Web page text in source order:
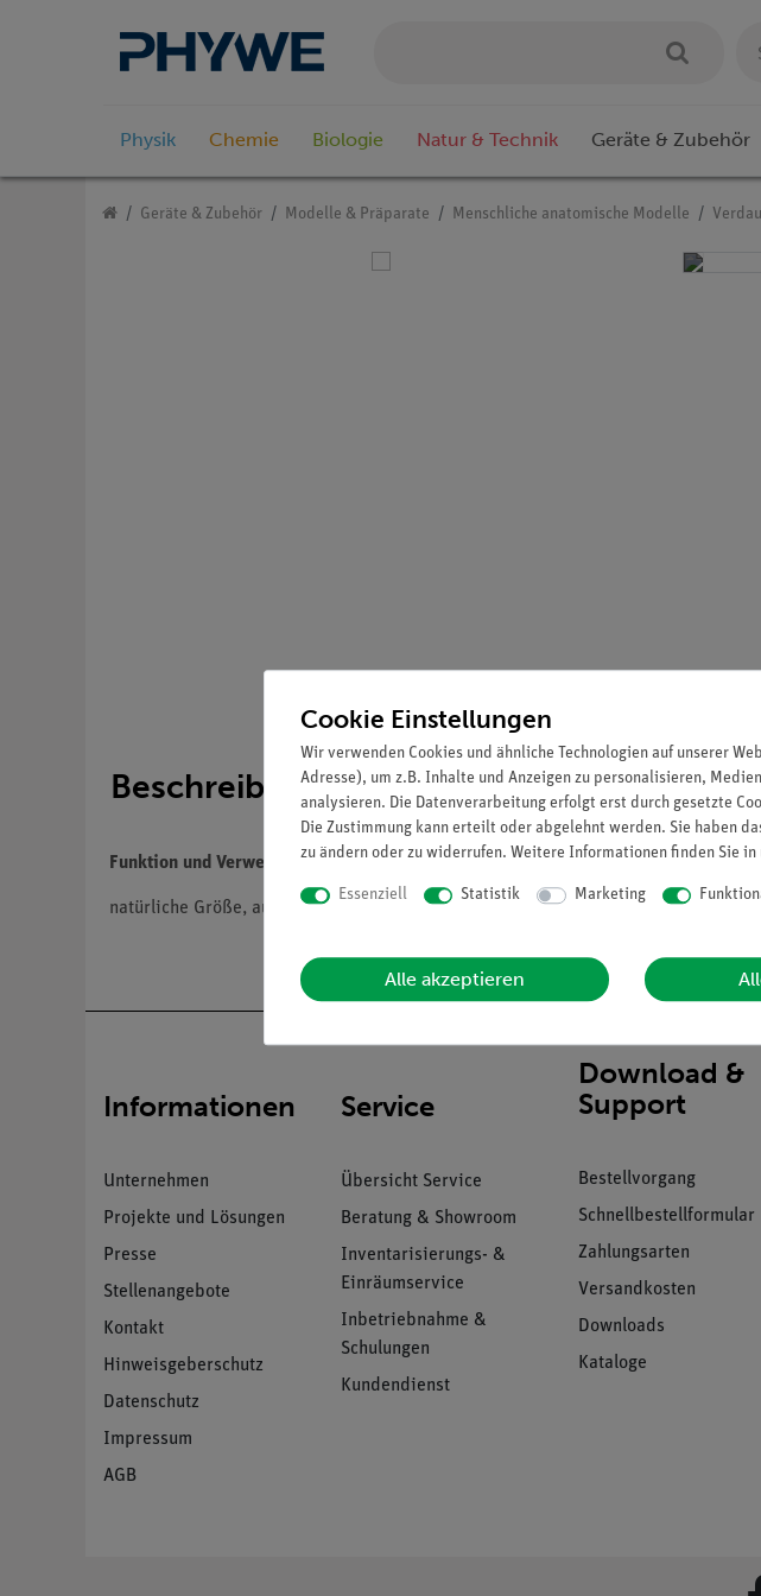
Physik Chemie Biologie Natur & Technik Geräte & Zubehör
Geräte & Zubehör Modelle & Präparate Menschliche anatomische Modelle
Beschreibung
Funktion und Verwendung
natürliche Größe, aus SOMSO-Plast®. Unzerlegbar. Auf grüner Grundplatte.
Informationen
Unternehmen
Projekte und Lösungen
Presse
Stellenangebote
Kontakt
Hinweisgeberschutz
Datenschutz
Impressum
AGB
Service
Übersicht Service
Beratung & Showroom
Inventarisierungs- &
Einräumservice
Inbetriebnahme &
Schulungen
Kundendienst
Download &
Support
Bestellvorgang
Schnellbestellformular
Zahlungsarten
Versandkosten
Downloads
Kataloge
Cookie Einstellungen
Wir verwenden Cookies und ähnliche Technologien auf unserer
Adresse), um z.B. Inhalte und Anzeigen zu personalisieren,
analysieren. Die Datenverarbeitung erfolgt erst durch gesetzte
Die Zustimmung kann erteilt oder abgelehnt werden. Sie haben
zu ändern oder zu widerrufen. Weitere Informationen finden Sie in
Essenziell Statistik Marketing
Alle akzeptieren